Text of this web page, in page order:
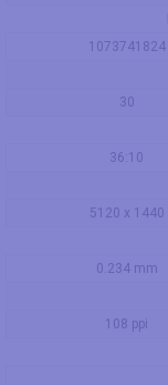
1073741824
30
36:10
5120 x 1440
0.234 mm
108 ppi